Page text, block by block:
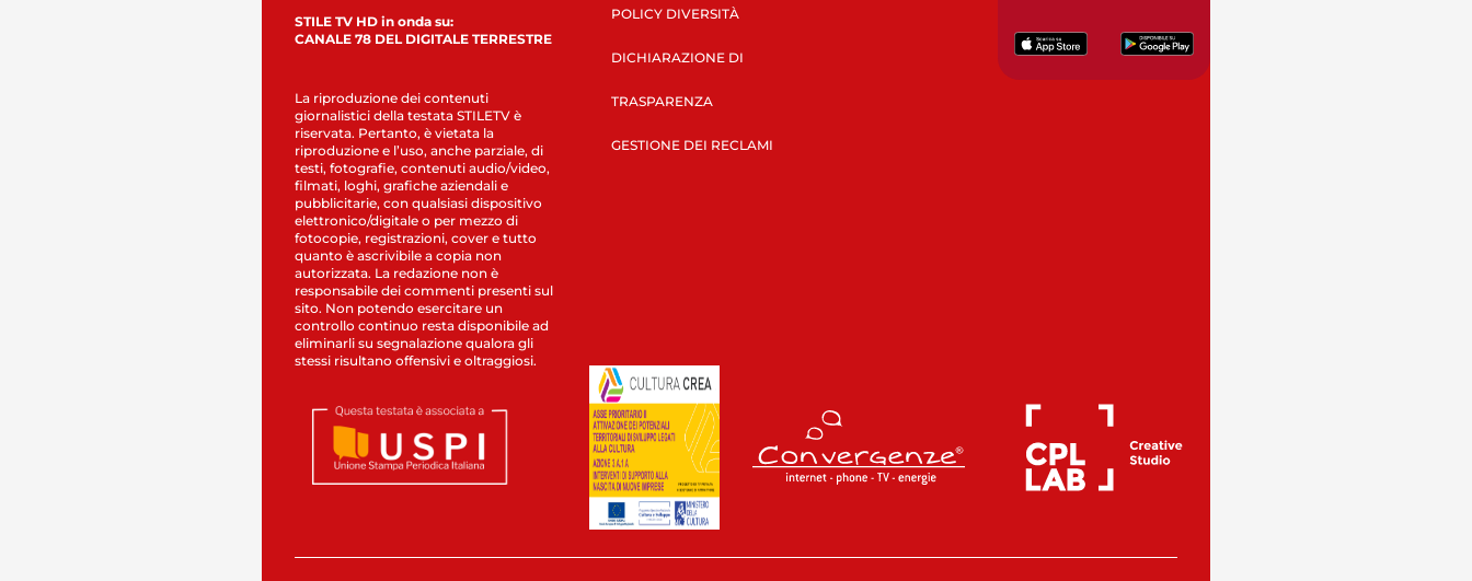
STILE TV HD in onda su:
CANALE 78 DEL DIGITALE TERRESTRE
La riproduzione dei contenuti
giornalistici della testata STILETV è
riservata. Pertanto, è vietata la
riproduzione e l’uso, anche parziale, di
testi, fotografie, contenuti audio/video,
filmati, loghi, grafiche aziendali e
pubblicitarie, con qualsiasi dispositivo
elettronico/digitale o per mezzo di
fotocopie, registrazioni, cover e tutto
quanto è ascrivibile a copia non
autorizzata. La redazione non è
responsabile dei commenti presenti sul
sito. Non potendo esercitare un
controllo continuo resta disponibile ad
eliminarli su segnalazione qualora gli
stessi risultano offensivi e oltraggiosi.
POLICY DIVERSITÀ
DICHIARAZIONE DI
TRASPARENZA
GESTIONE DEI RECLAMI